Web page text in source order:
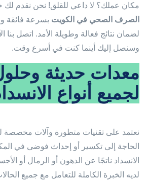
مكان عملك؟ لا داعي للقلق! نحن نقدم
الصرف الصحي في الكويت بسرعة فائقة
لضمان نتائج فعالة وطويلة الأمد. اتصل بنا
وسنصل إليك أينما كنت في أسرع وقت.
معدات حديثة
لجميع أنواع
نعتمد على تقنيات متطورة وآلات مخصصة
الحاجة إلى تكسير أو إحداث فوضى في
الانسداد ناتجًا عن الدهون أو الرمال أو
لديه الخبرة الكاملة للتعامل مع جميع